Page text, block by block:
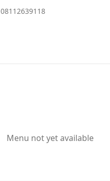
08112639118
Menu not yet available